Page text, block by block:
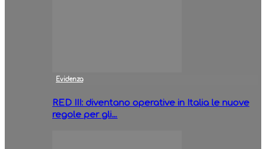
Evidenza
RED III: diventano operative in Italia le nuove
regole per gli…